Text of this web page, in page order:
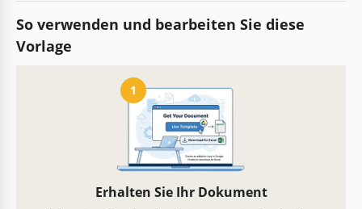
So verwenden und bearbeiten Sie diese
Vorlage
1
Erhalten Sie Ihr Dokument